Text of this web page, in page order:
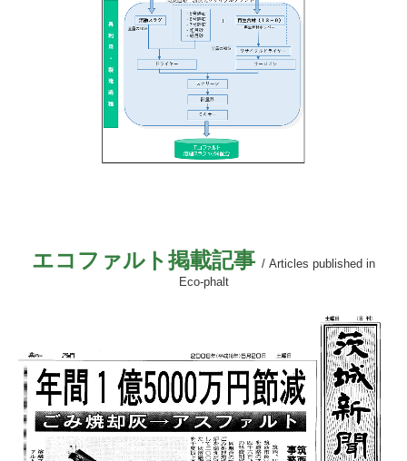
エコファルト掲載記事 / Articles published in
Eco-phalt